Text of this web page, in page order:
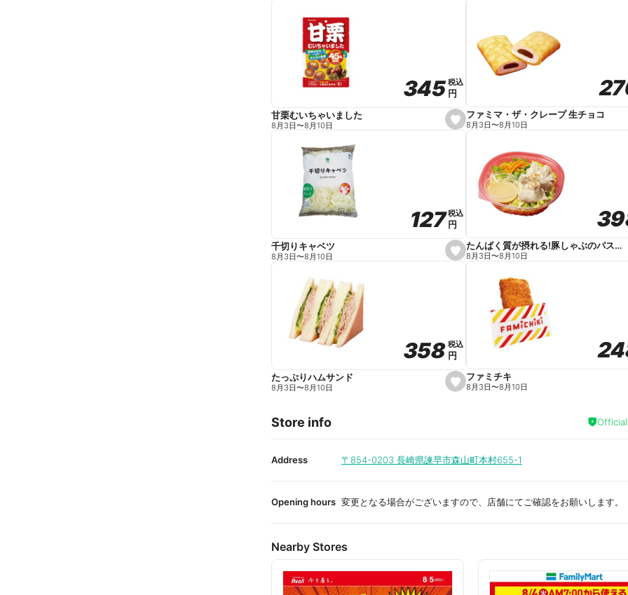
s
e
e
345
345税込
税込
円
円
甘栗むいちゃいました
8月3日〜8月10日
ファミマ・ザ・クレープ 生チョコ
8月3日〜8月10日
s
e
e
127
127税込
税込
円
円
千切りキャベツ
8月3日〜8月10日
たんぱく質が摂れる!豚しゃぶのパスタサラダ
8月3日〜8月10日
s
e
i
t
358
358税込
税込
円
円
たっぷりハムサンド
8月3日〜8月10日
ファミチキ
8月3日〜8月10日
Store info
Address 〒854-0203 長崎県諫早市森山町本村655-1
Opening hours 変更となる場合がございますので、店舗にてご確認をお願いします。
Nearby Stores